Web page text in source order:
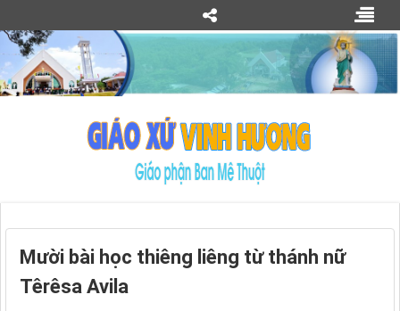
Mười bài học thiêng liêng từ thánh nữ
Têrêsa Avila